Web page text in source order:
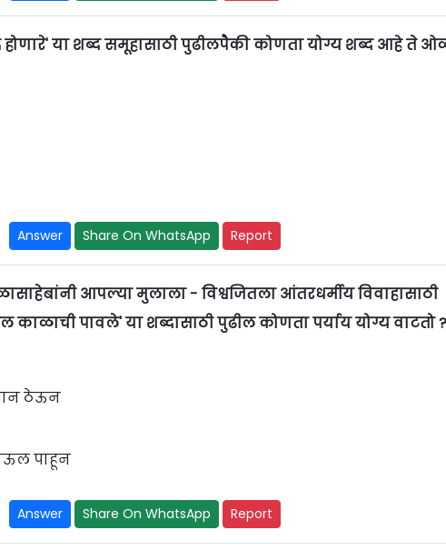
होणारे' या शब्द समूहासाठी पुढीलपैकी कोणता योग्य शब्द आहे ते
Answer Share On WhatsApp Report
आपल्या मुलाला - विश्वजितला आंतरधर्मीय विवाहासाठी
काळाची पावले' या शब्दासाठी पुढील कोणता पर्याय योग्य वाटतो ?
ठेऊन
पाहून
Answer Share On WhatsApp Report